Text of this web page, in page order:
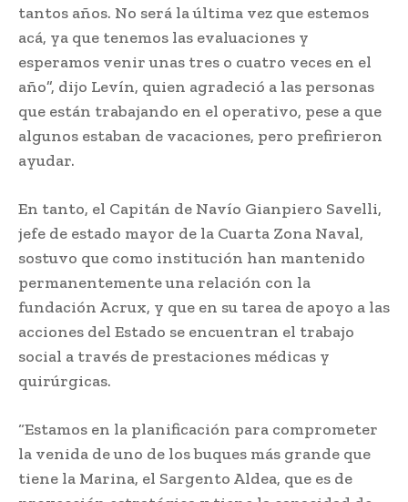
tantos años. No será la última vez que estemos
acá, ya que tenemos las evaluaciones y
esperamos venir unas tres o cuatro veces en el
año”, dijo Levín, quien agradeció a las personas
que están trabajando en el operativo, pese a que
algunos estaban de vacaciones, pero prefirieron
ayudar.
En tanto, el Capitán de Navío Gianpiero Savelli,
jefe de estado mayor de la Cuarta Zona Naval,
sostuvo que como institución han mantenido
permanentemente una relación con la
fundación Acrux, y que en su tarea de apoyo a las
acciones del Estado se encuentran el trabajo
social a través de prestaciones médicas y
quirúrgicas.
“Estamos en la planificación para comprometer
la venida de uno de los buques más grande que
tiene la Marina, el Sargento Aldea, que es de